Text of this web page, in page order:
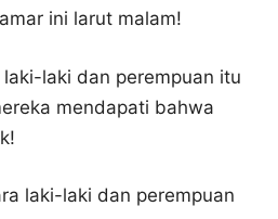
ini larut malam!
laki dan perempuan itu
mendapati bahwa
laki-laki dan perempuan